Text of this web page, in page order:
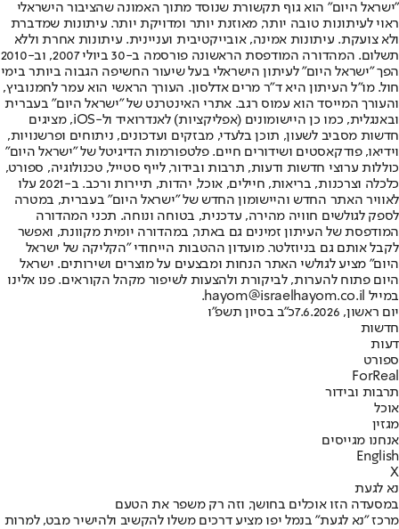
"ישראל היום" הוא גוף תקשורת שנוסד מתוך האמונה שהציבור הישראלי
ראוי לעיתונות טובה יותר, מאוזנת יותר ומדויקת יותר. עיתונות שמדברת
ולא צועקת. עיתונות אמינה, אובייקטיבית ועניינית. עיתונות אחרת וללא
תשלום. המהדורה המודפסת הראשונה פורסמה ב-30 ביולי 2007, וב-2010
הפך "ישראל היום" לעיתון הישראלי בעל שיעור החשיפה הגבוה ביותר בימי
חול. מו"ל העיתון היא ד"ר מרים אדלסון. העורך הראשי הוא עמר לחמנוביץ,
והעורך המייסד הוא עמוס רגב. אתרי האינטרנט של "ישראל היום" בעברית
ובאנגלית, כמו כן היישומונים (אפליקציות) לאנדרואיד ול-iOS, מציגים
חדשות מסביב לשעון, תוכן בלעדי, מבזקים ועדכונים, ניתוחים ופרשנויות,
וידיאו, פודקאסטים ושידורים חיים. פלטפורמות הדיגיטל של "ישראל היום"
כוללות ערוצי חדשות ודעות, תרבות ובידור, לייף סטייל, טכנולוגיה, ספורט,
כלכלה וצרכנות, בריאות, חיילים, אוכל, יהדות, תיירות ורכב. ב-2021 עלו
לאוויר האתר החדש והיישומון החדש של "ישראל היום" בעברית, במטרה
לספק לגולשים חוויה מהירה, עדכנית, בטוחה ונוחה. תכני המהדורה
המודפסת של העיתון זמינים גם באתר, במהדורה יומית מקוונת, ואפשר
לקבל אותם גם בניוזלטר. מועדון ההטבות הייחודי "הקליקה של ישראל
היום" מציע לגולשי האתר הנחות ומבצעים על מוצרים ושירותים. ישראל
היום פתוח להערות, לביקורת ולהצעות לשיפור מקהל הקוראים. פנו אלינו
במייל hayom@israelhayom.co.il.
יום ראשון, 7.6.2026
כ"ב בסיון תשפ"ו
חדשות
דעות
ספורט
ForReal
תרבות ובידור
אוכל
מגזין
אנחנו מגייסים
English
X
נא לגעת
במסעדה הזו אוכלים בחושך, וזה רק משפר את הטעם
מרכז "נא לגעת" בנמל יפו מציע דרכים משלו להקשיב ולהישיר מבט, למרות